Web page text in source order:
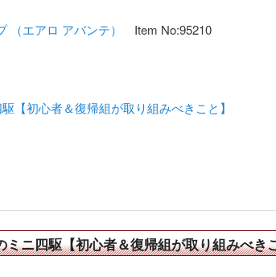
（エアロ アバンテ）
Item No:95210
【初心者＆復帰組が取り組みべきこと】
ニ四駆【初心者＆復帰組が取り組みべき